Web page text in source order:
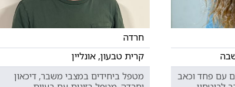
עם פחד וכאב
חרדה
קרית טבעון, אונליין
מטפל ביחידים במצבי משבר, דיכאון